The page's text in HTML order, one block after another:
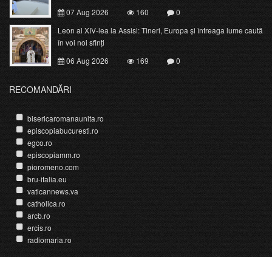
07 Aug 2026
160
0
Leon al XIV-lea la Assisi: Tineri, Europa și întreaga lume caută
în voi noi sfinți
06 Aug 2026
169 0
RECOMANDĂRI
bisericaromanaunita.ro
episcopiabucuresti.ro
egco.ro
episcopiamm.ro
pioromeno.com
bru-italia.eu
vaticannews.va
catholica.ro
arcb.ro
ercis.ro
radiomaria.ro